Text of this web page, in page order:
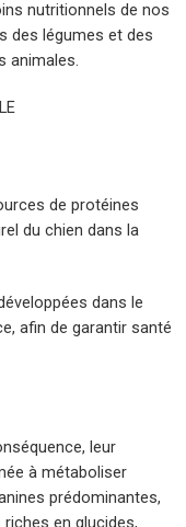
nutritionnels de nos
des légumes et des
animales.
de protéines
du chien dans la
dans le
afin de garantir santé
leur
à métaboliser
prédominantes,
en glucides,